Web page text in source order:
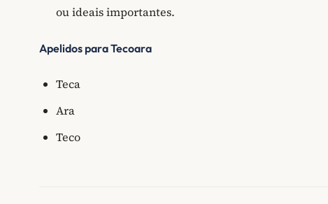
ou ideais importantes.
Apelidos para Tecoara
Teca
Ara
Teco